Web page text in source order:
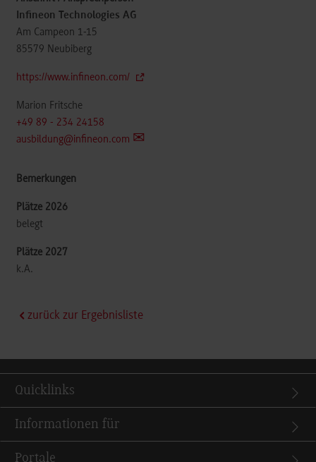
Infineon Technologies AG
Am Campeon 1-15
85579 Neubiberg
https://www.infineon.com/
Marion Fritsche
+49 89 - 234 24158
ausbildung@infineon.com
belegt
k.A.
zurück zur Ergebnisliste
Quicklinks
Informationen für
Portale